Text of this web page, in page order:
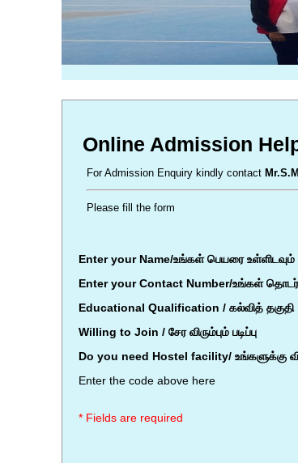
Online Admission
For Admission Enquiry kindly contact
Please fill the form
Enter your Name/உங்கள் பெயரை உள்ளிடவும்
Enter your Contact Number/உங்கள்
Educational Qualification / கல்வித் தகுதி
Willing to Join / சேர விரும்பும் படிப்பு
Do you need Hostel facility/ உங்களுக்கு
Enter the code above here
* Fields are required